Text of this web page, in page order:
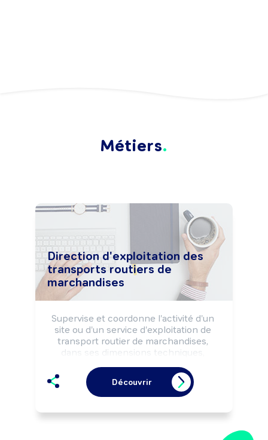
Métiers
Direction d'exploitation des
transports routiers de
marchandises
Supervise et coordonne l'activité d'un
site ou d'un service d'exploitation de
transport routier de marchandises,
dans ses dimensions techniques,
selon la réglementation du transport
routier, les règles de sécurité et dans
un objectif de qualité (service, coût,
d'un site d'exploitation (techniciens
Découvrir